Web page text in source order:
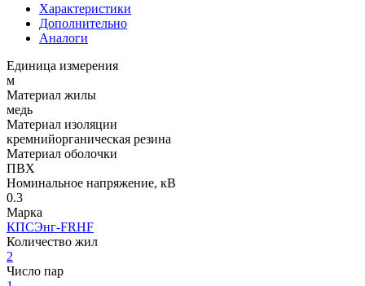
Характеристики
Дополнительно
Аналоги
Единица измерения
м
Материал жилы
медь
Материал изоляции
кремнийорганическая резина
Материал оболочки
ПВХ
Номинальное напряжение, кВ
0.3
Марка
КПСЭнг-FRHF
Количество жил
2
Число пар